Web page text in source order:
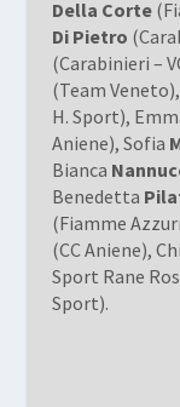
Della Corte
Di Pietro
(Carabinieri –
(Team
H. Sport),
Aniene), Sofia
Bianca
Benedetta
(Fiamme
(CC Aniene),
Sport Rane
Sport).